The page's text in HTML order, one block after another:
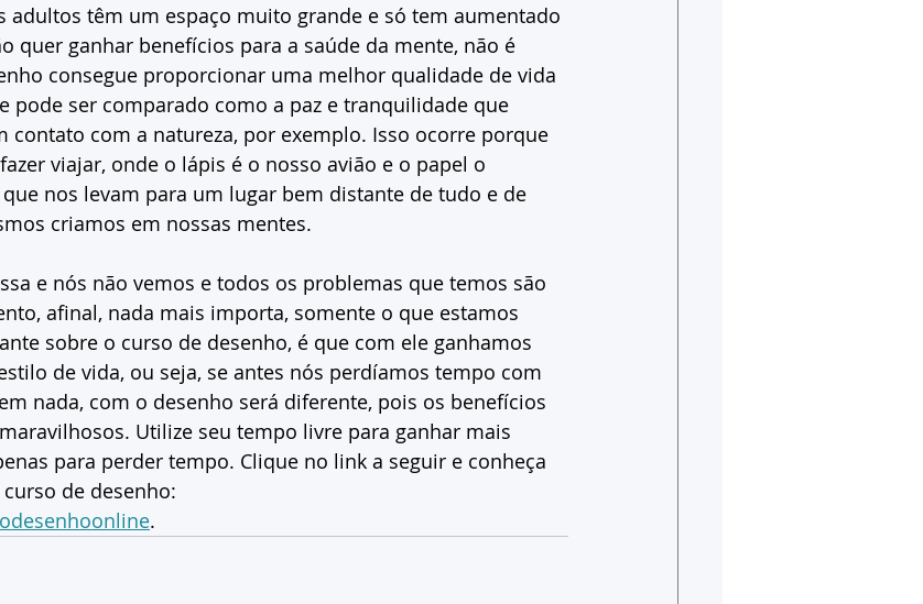
adultos têm um espaço muito grande e só tem aumentado
quer ganhar benefícios para a saúde da mente, não é
consegue proporcionar uma melhor qualidade de vida
pode ser comparado como a paz e tranquilidade que
contato com a natureza, por exemplo. Isso ocorre porque
viajar, onde o lápis é o nosso avião e o papel o
nos levam para um lugar bem distante de tudo e de
criamos em nossas mentes.
e nós não vemos e todos os problemas que temos são
afinal, nada mais importa, somente o que estamos
sobre o curso de desenho, é que com ele ganhamos
de vida, ou seja, se antes nós perdíamos tempo com
nada, com o desenho será diferente, pois os benefícios
Utilize seu tempo livre para ganhar mais
para perder tempo. Clique no link a seguir e conheça
de desenho:
.